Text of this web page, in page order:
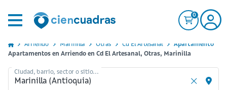
0
Arriendo Marinilla Otras Cd El Artesanal
Apartamento
Apartamentos en Arriendo en Cd El Artesanal, Otras, Marinilla
Ciudad, barrio, sector o sitio...